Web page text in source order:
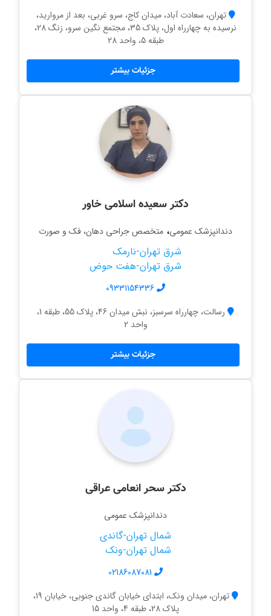
تهران، سعادت آباد، میدان کاج، سرو غربی، بعد از مروارید،
نرسیده به چهارراه اول، پلاک 35، مجتمع نگین سرو، زنگ 28،
طبقه 5، واحد 28
جزئیات بیشتر
دکتر سعیده اسلامی خاور
دندانپزشک عمومی، متخصص جراحی دهان، فک و صورت
شرق تهران-نارمک
شرق تهران-هفت حوض
09331154336
رسالت، چهارراه سرسبز، نبش میدان 46، پلاک 55، طبقه 1،
واحد 2
جزئیات بیشتر
دکتر سحر انعامی عراقی
دندانپزشک عمومی
شمال تهران-گاندی
شمال تهران-ونک
02186087081
تهران، میدان ونک، ابتدای خیابان گاندی جنوبی، خیابان 19،
پلاک 28، طبقه 4، واحد 15